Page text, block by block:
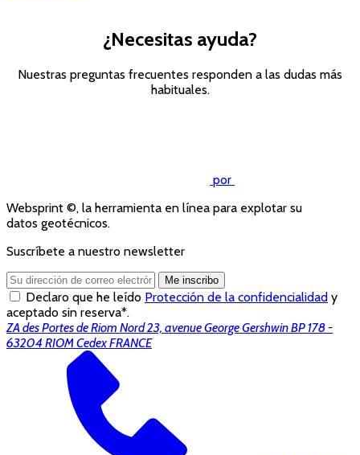
¿Necesitas ayuda?
Nuestras preguntas frecuentes responden a las dudas más
habituales.
por
Websprint ©, la herramienta en línea para explotar su
datos geotécnicos.
Suscríbete a nuestro newsletter
Me inscribo
Declaro que he leído Protección de la confidencialidad y
aceptado sin reserva*.
ZA des Portes de Riom Nord 23, avenue George Gershwin BP 178 -
63204 RIOM Cedex FRANCE